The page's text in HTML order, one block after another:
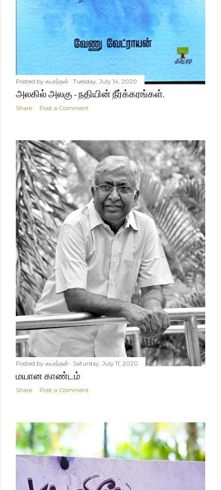
Posted by சுயாந்தன் Tuesday, July 14, 2020
அலகில் அலகு - நதியின் நீர்க்கரங்கள்.
Share Post a Comment
Posted by சுயாந்தன் Saturday, July 11, 2020
மயான காண்டம்
Share Post a Comment